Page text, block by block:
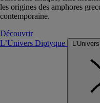
les origines des amphores
contemporaine.
Découvrir
L’Univers Diptyque